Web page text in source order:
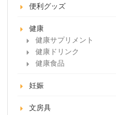
便利グッズ
健康
健康サプリメント
健康ドリンク
健康食品
妊娠
文房具